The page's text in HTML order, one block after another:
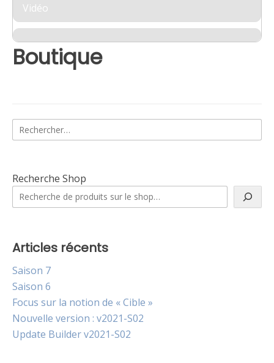
Vidéo
Boutique
Rechercher :
Recherche Shop
Articles récents
Saison 7
Saison 6
Focus sur la notion de « Cible »
Nouvelle version : v2021-S02
Update Builder v2021-S02